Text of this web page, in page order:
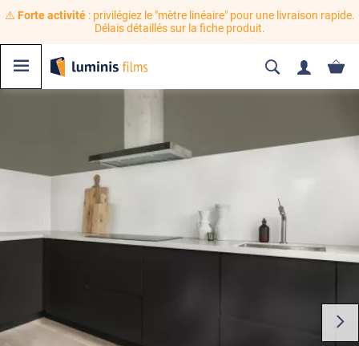
⚠️ Forte activité: privilégiez le "mètre linéaire" pour une livraison rapide.
Délais détaillés sur la fiche produit.